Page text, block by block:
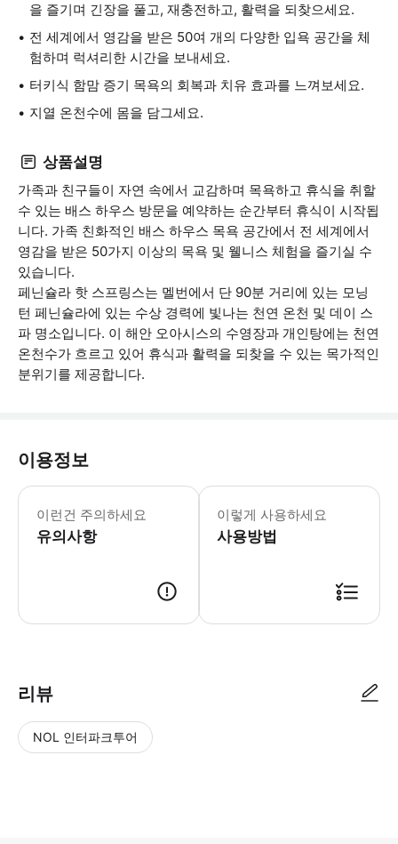
을 즐기며 긴장을 풀고, 재충전하고, 활력을 되찾으세요.
전 세계에서 영감을 받은 50여 개의 다양한 입욕 공간을 체
험하며 럭셔리한 시간을 보내세요.
터키식 함맘 증기 목욕의 회복과 치유 효과를 느껴보세요.
지열 온천수에 몸을 담그세요.
상품설명
가족과 친구들이 자연 속에서 교감하며 목욕하고 휴식을 취할
수 있는 배스 하우스 방문을 예약하는 순간부터 휴식이 시작됩
니다. 가족 친화적인 배스 하우스 목욕 공간에서 전 세계에서
영감을 받은 50가지 이상의 목욕 및 웰니스 체험을 즐기실 수
있습니다.
페닌슐라 핫 스프링스는 멜번에서 단 90분 거리에 있는 모닝
턴 페닌슐라에 있는 수상 경력에 빛나는 천연 온천 및 데이 스
파 명소입니다. 이 해안 오아시스의 수영장과 개인탕에는 천연
온천수가 흐르고 있어 휴식과 활력을 되찾을 수 있는 목가적인
분위기를 제공합니다.
이용정보
이런건 주의하세요
유의사항
* 소요시간 : 300분 (옵션에 따라 소
이렇게 사용하세요
사용방법
리뷰
NOL 인터파크투어